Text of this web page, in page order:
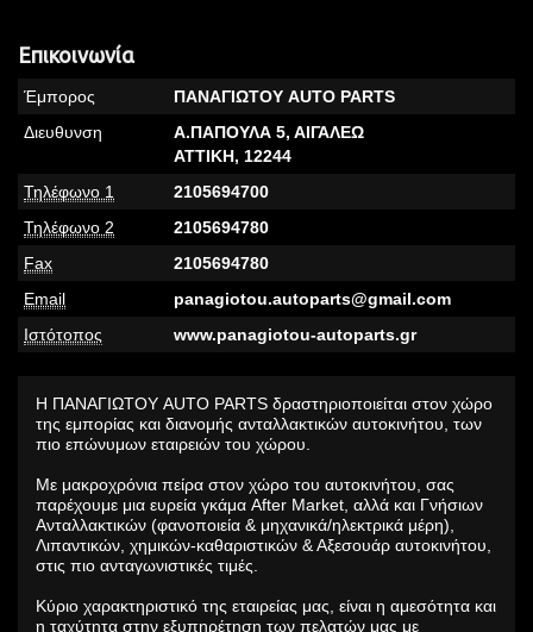
Επικοινωνία
Έμπορος
ΠΑΝΑΓΙΩΤΟΥ AUTO PARTS
Διευθυνση
Α.ΠΑΠΟΥΛΑ 5, ΑΙΓΑΛΕΩ
ΑΤΤΙΚΗ, 12244
Τηλέφωνο 1
2105694700
Τηλέφωνο 2
2105694780
Fax
2105694780
Email
panagiotou.autoparts@gmail.com
Ιστότοπος
www.panagiotou-autoparts.gr
Η ΠΑΝΑΓΙΩΤΟΥ AUTO PARTS δραστηριοποιείται στον χώρο
της εμπορίας και διανομής ανταλλακτικών αυτοκινήτου, των
πιο επώνυμων εταιρειών του χώρου.
Με μακροχρόνια πείρα στον χώρο τoυ αυτοκινήτου, σας
παρέχουμε μια ευρεία γκάμα After Market, αλλά και Γνήσιων
Ανταλλακτικών (φανοποιεία & μηχανικά/ηλεκτρικά μέρη),
Λιπαντικών, χημικών-καθαριστικών & Αξεσουάρ αυτοκινήτου,
στις πιο ανταγωνιστικές τιμές.
Κύριο χαρακτηριστικό της εταιρείας μας, είναι η αμεσότητα και
η ταχύτητα στην εξυπηρέτηση των πελατών μας με